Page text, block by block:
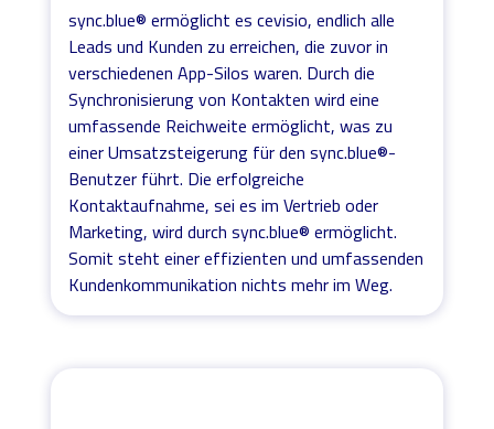
sync.blue® ermöglicht es cevisio, endlich alle
Leads und Kunden zu erreichen, die zuvor in
verschiedenen App-Silos waren. Durch die
Synchronisierung von Kontakten wird eine
umfassende Reichweite ermöglicht, was zu
einer Umsatzsteigerung für den sync.blue®-
Benutzer führt. Die erfolgreiche
Kontaktaufnahme, sei es im Vertrieb oder
Marketing, wird durch sync.blue® ermöglicht.
Somit steht einer effizienten und umfassenden
Kundenkommunikation nichts mehr im Weg.